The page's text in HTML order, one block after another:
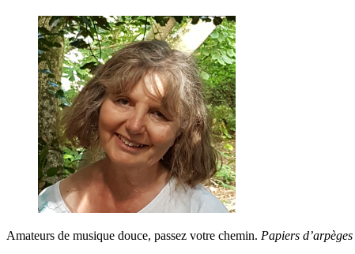
Amateurs de musique douce, passez votre chemin. Papiers d’arpèges